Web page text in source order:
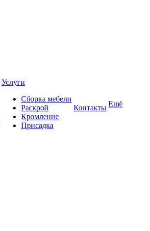
Услуги
Сборка мебели
Раскрой
Кромление
Присадка
Контакты Ещё